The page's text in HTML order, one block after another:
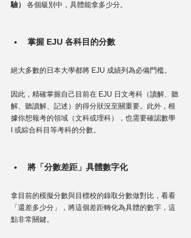
驗）
各個級別中，具體能拿多少分。
掌握 EJU 各科目的分數
絕大多數的日本大學都將 EJU 成績列為必備門檻。
因此，精確掌握自己目前在 EJU 日文考科（讀解、聽
解、聽讀解、記述）的得分狀況至關重要。此外，根
據你想報考的領域（文科或理科），也需要確認數學
I 或綜合科目等考科的分數。
將「分數差距」具體數字化
拿目前的模擬分數與目標校的錄取分數做對比，看看
「還差多少分」，將這個差距轉化為具體的數字，這
點非常關鍵。